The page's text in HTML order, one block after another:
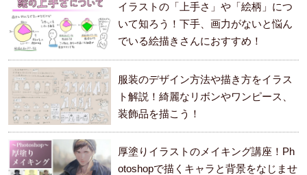
イラストの「上手さ」や「絵柄」につ
いて知ろう！下手、画力がないと悩ん
でいる絵描きさんにおすすめ！
服装のデザイン方法や描き方をイラス
ト解説！綺麗なリボンやワンピース、
装飾品を描こう！
厚塗りイラストのメイキング講座！Ph
otoshopで描くキャラと背景をなじませ